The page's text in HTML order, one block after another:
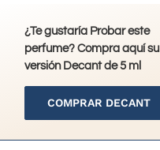
¿Te gustaría Probar este
perfume? Compra aquí su
versión Decant de 5 ml
COMPRAR DECANT